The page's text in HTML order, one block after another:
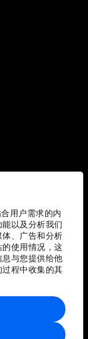
用户需求的内
以及分析我们
、广告和分析
使用情况，这
与您提供给他
程中收集的其
and Skye